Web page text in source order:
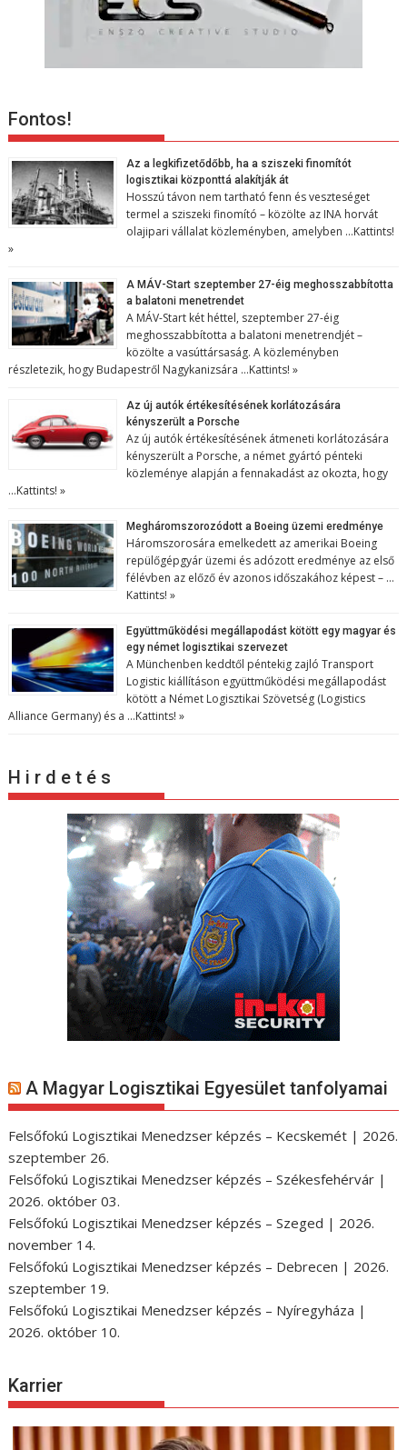
Fontos!
Az a legkifizetődőbb, ha a sziszeki finomítót
logisztikai központtá alakítják át
Hosszú távon nem tartható fenn és veszteséget
termel a sziszeki finomító – közölte az INA horvát
olajipari vállalat közleményben, amelyben …Kattints!
»
A MÁV-Start szeptember 27-éig meghosszabbította
a balatoni menetrendet
A MÁV-Start két héttel, szeptember 27-éig
meghosszabbította a balatoni menetrendjét –
közölte a vasúttársaság. A közleményben
részletezik, hogy Budapestről Nagykanizsára …Kattints! »
Az új autók értékesítésének korlátozására
kényszerült a Porsche
Az új autók értékesítésének átmeneti korlátozására
kényszerült a Porsche, a német gyártó pénteki
közleménye alapján a fennakadást az okozta, hogy
…Kattints! »
Megháromszorozódott a Boeing üzemi eredménye
Háromszorosára emelkedett az amerikai Boeing
repülőgépgyár üzemi és adózott eredménye az első
félévben az előző év azonos időszakához képest – …
Kattints! »
Együttműködési megállapodást kötött egy magyar és
egy német logisztikai szervezet
A Münchenben keddtől péntekig zajló Transport
Logistic kiállításon együttműködési megállapodást
kötött a Német Logisztikai Szövetség (Logistics
Alliance Germany) és a …Kattints! »
H i r d e t é s
A Magyar Logisztikai Egyesület tanfolyamai
Felsőfokú Logisztikai Menedzser képzés – Kecskemét | 2026.
szeptember 26.
Felsőfokú Logisztikai Menedzser képzés – Székesfehérvár |
2026. október 03.
Felsőfokú Logisztikai Menedzser képzés – Szeged | 2026.
november 14.
Felsőfokú Logisztikai Menedzser képzés – Debrecen | 2026.
szeptember 19.
Felsőfokú Logisztikai Menedzser képzés – Nyíregyháza |
2026. október 10.
Karrier